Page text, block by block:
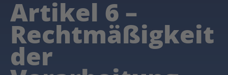
Artikel 6 –
Rechtmäßigkeit
der